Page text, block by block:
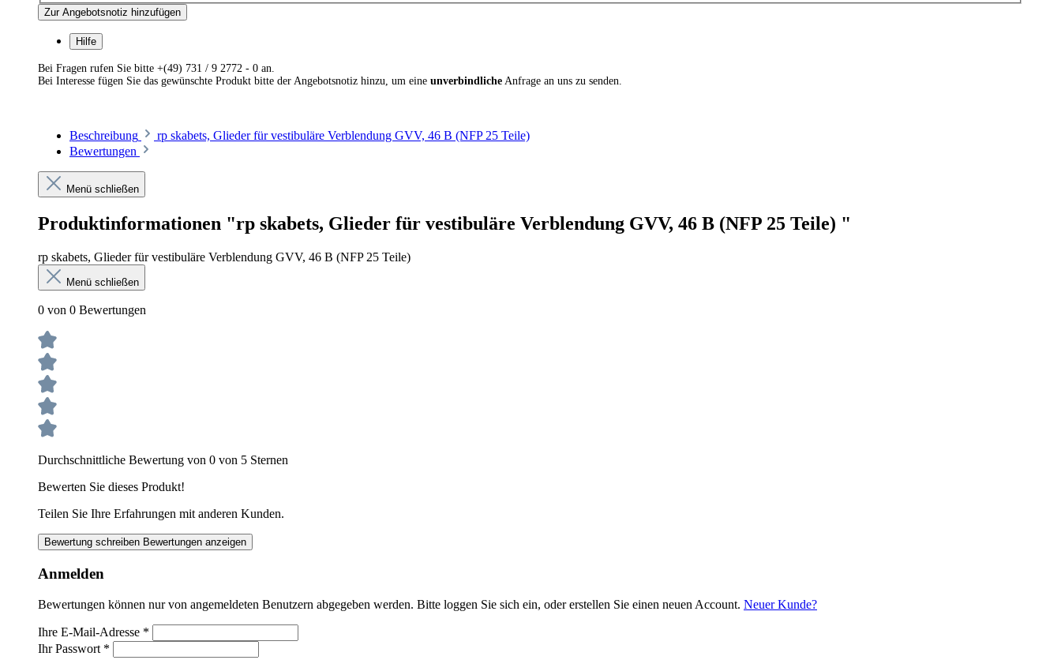
Zur Angebotsnotiz hinzufügen
Hilfe
Bei Fragen rufen Sie bitte +(49) 731 / 9 2772 - 0 an.
Bei Interesse fügen Sie das gewünschte Produkt bitte der Angebotsnotiz hinzu, um eine unverbindliche Anfrage an uns zu senden.
Beschreibung
rp skabets, Glieder für vestibuläre Verblendung GVV, 46 B (NFP 25 Teile)
Bewertungen
Menü schließen
Produktinformationen "rp skabets, Glieder für vestibuläre Verblendung GVV, 46 B (NFP 25 Teile) "
rp skabets, Glieder für vestibuläre Verblendung GVV, 46 B (NFP 25 Teile)
Menü schließen
0 von 0 Bewertungen
Durchschnittliche Bewertung von 0 von 5 Sternen
Bewerten Sie dieses Produkt!
Teilen Sie Ihre Erfahrungen mit anderen Kunden.
Bewertung schreiben Bewertungen anzeigen
Anmelden
Bewertungen können nur von angemeldeten Benutzern abgegeben werden. Bitte loggen Sie sich ein, oder erstellen Sie einen neuen Account. Neuer Kunde?
Ihre E-Mail-Adresse *
Ihr Passwort *